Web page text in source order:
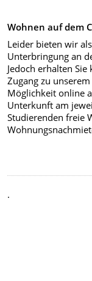
Wohnen auf dem
Leider bieten wir
Unterbringung an
Jedoch erhalten
Zugang zu
Möglichkeit online
Unterkunft am
Studierenden freie
.